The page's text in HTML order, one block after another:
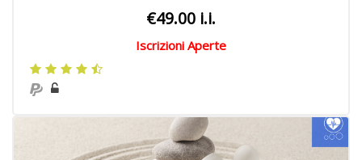
€49.00 i.i.
Iscrizioni Aperte